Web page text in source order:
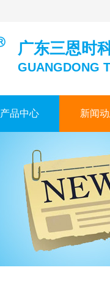
广东三恩时
GUANGDONG
产品中心 新闻